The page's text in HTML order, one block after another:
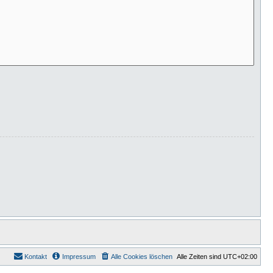
Alle Zeiten sind UTC+02:00
Alle Cookies löschen
Impressum
Kontakt